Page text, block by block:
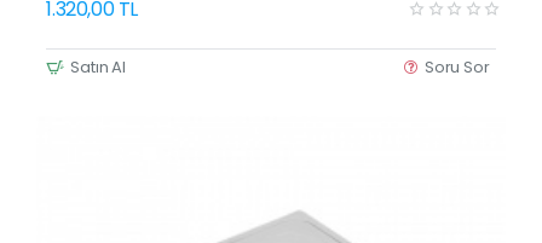
1.320,00 TL
Satın Al Soru Sor